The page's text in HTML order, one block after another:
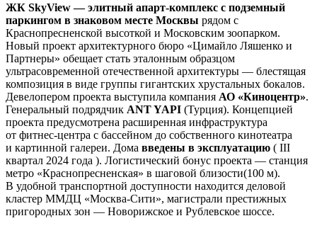
ЖК SkyView — элитный апарт-комплекс с подземный
паркингом в знаковом месте Москвы рядом с
Краснопресненской высоткой и Московским зоопарком.
Новый проект архитектурного бюро «Цимайло Ляшенко и
Партнеры» обещает стать эталонным образцом
ультрасовременной отечественной архитектуры — блестящая
композиция в виде группы гигантских хрустальных бокалов.
Девелопером проекта выступила компания АО «Киноцентр».
Генеральный подрядчик ANT YAPI (Турция). Концепцией
проекта предусмотрена расширенная инфраструктура
от фитнес-центра с бассейном до собственного кинотеатра
и картинной галереи. Дома введены в эксплуатацию ( III
квартал 2024 года ). Логистический бонус проекта — станция
метро «Краснопресненская» в шаговой близости(100 м).
В удобной транспортной доступности находится деловой
кластер ММДЦ «Москва-Сити», магистрали престижных
пригородных зон — Новорижское и Рублевское шоссе.